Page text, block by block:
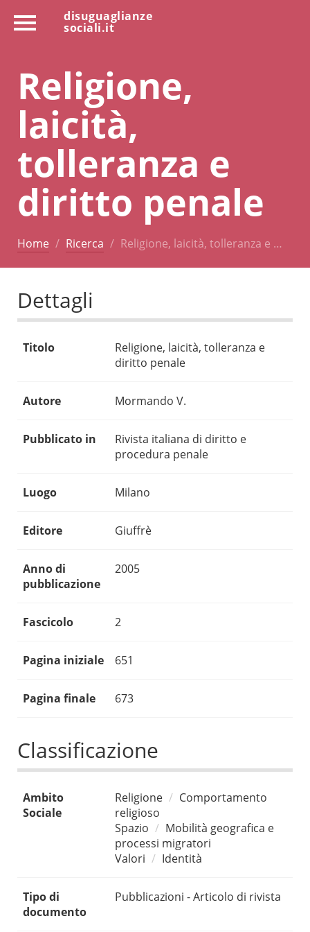
disuguaglianze
sociali.it
Religione,
laicità,
tolleranza e
diritto penale
Home Ricerca Religione, laicità, tolleranza e …
Dettagli
Titolo
Religione, laicità, tolleranza e
diritto penale
Autore Mormando V.
Pubblicato in
Rivista italiana di diritto e
procedura penale
Luogo Milano
Editore Giuffrè
Anno di
pubblicazione
2005
Fascicolo 2
Pagina iniziale 651
Pagina finale 673
Classificazione
Ambito
Sociale
Religione
Comportamento
religioso
Spazio
Mobilità geografica e
processi migratori
Valori
Identità
Tipo di
documento
Pubblicazioni - Articolo di rivista